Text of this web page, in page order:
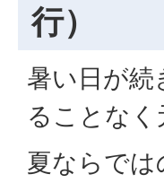
行）
暑い日が
ることな
夏ならで